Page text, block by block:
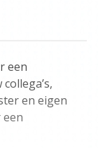
een
en eigen